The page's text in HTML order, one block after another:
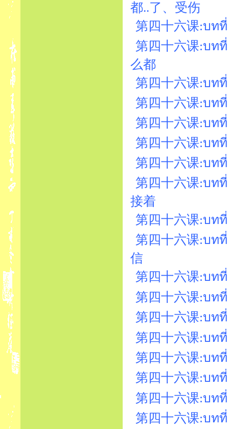
都..了、受伤
第四十六课:บท
第四十六课:บท
么都
第四十六课:บท
第四十六课:บท
第四十六课:บท
第四十六课:บท
第四十六课:บท
第四十六课:บท
接着
第四十六课:บท
第四十六课:บท
信
第四十六课:บท
第四十六课:บท
第四十六课:บท
第四十六课:บท
第四十六课:บท
第四十六课:บท
第四十六课:บท
第四十六课:บท